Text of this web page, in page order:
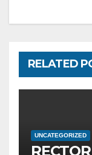
RELATED
UNCATEGORIZED